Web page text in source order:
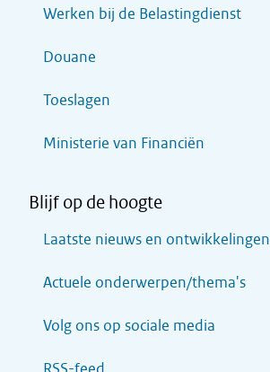
Werken bij de Belastingdienst
Douane
Toeslagen
Ministerie van Financiën
Blijf op de hoogte
Laatste nieuws en ontwikkelingen
Actuele onderwerpen/thema's
Volg ons op sociale media